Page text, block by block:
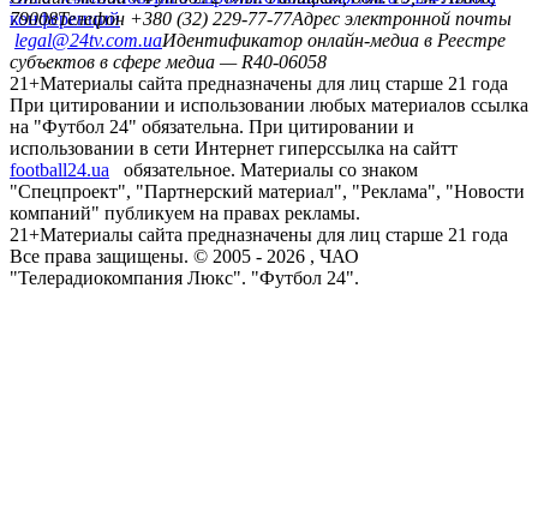
конференций
79008Телефон +380 (32) 229-77-77Адрес электронной почты
legal@24tv.com.uaИдентификатор онлайн-медиа в Реестре
субъектов в сфере медиа — R40-06058
21+Материалы сайта предназначены для лиц старше 21 года
При цитировании и использовании любых материалов ссылка
на "Футбол 24" обязательна. При цитировании и
использовании в сети Интернет гиперссылка на сайтт
football24.ua
обязательное. Материалы со знаком
"Спецпроект", "Партнерский материал", "Реклама", "Новости
компаний" публикуем на правах рекламы.
21+Материалы сайта предназначены для лиц старше 21 года
Все права защищены. © 2005 - 2026 , ЧАО
"Телерадиокомпания Люкс". "Футбол 24".